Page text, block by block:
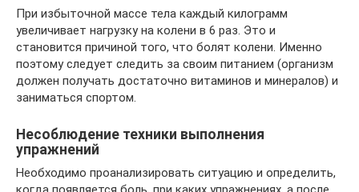
При избыточной массе тела каждый килограмм
увеличивает нагрузку на колени в 6 раз. Это и
становится причиной того, что болят колени. Именно
поэтому следует следить за своим питанием (организм
должен получать достаточно витаминов и минералов) и
заниматься спортом.
Несоблюдение техники выполнения
упражнений
Необходимо проанализировать ситуацию и определить,